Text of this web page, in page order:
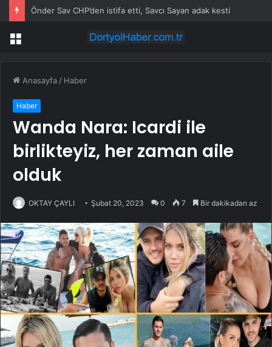
Önder Sav CHP’den istifa etti, Savcı Sayan adak kesti
Menü
Anasayfa / Haber
Haber
Wanda Nara: Icardi ile
birlikteyiz, her zaman aile
olduk
OKTAY ÇAYLI Şubat 20, 2023 0 7 Bir dakikadan az